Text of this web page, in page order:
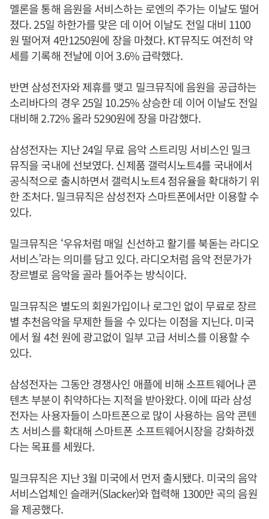
멜론을 통해 음원을 서비스하는 로엔의 주가는 이날도 떨어
졌다. 25일 하한가를 맞은 데 이어 이날도 전일 대비 1100
원 떨어져 4만1250원에 장을 마쳤다. KT뮤직도 여전히 약
세를 기록해 전날에 이어 3.6% 급락했다.
반면 삼성전자와 제휴를 맺고 밀크뮤직에 음원을 공급하는
소리바다의 경우 25일 10.25% 상승한 데 이어 이날도 전일
대비해 2.72% 올라 5290원에 장을 마감했다.
삼성전자는 지난 24일 무료 음악 스트리밍 서비스인 밀크
뮤직을 국내에 선보였다. 신제품 갤럭시노트4를 국내에서
공식적으로 출시하면서 갤럭시노트4 점유율을 확대하기 위
한 조처다. 밀크뮤직은 삼성전자 스마트폰에서만 이용할 수
있다.
밀크뮤직은 ‘우유처럼 매일 신선하고 활기를 북돋는 라디오
서비스’라는 의미를 담고 있다. 라디오처럼 음악 전문가가
장르별로 음악을 골라 틀어주는 방식이다.
밀크뮤직은 별도의 회원가입이나 로그인 없이 무료로 장르
별 추천음악을 무제한 들을 수 있다는 이점을 지닌다. 미국
에서 월 4천 원에 광고없이 일부 고급 서비스를 이용할 수
있다.
삼성전자는 그동안 경쟁사인 애플에 비해 소프트웨어나 콘
텐츠 부분이 취약하다는 지적을 받아왔다. 이에 따라 삼성
전자는 사용자들이 스마트폰으로 많이 사용하는 음악 콘텐
츠 서비스를 확대해 스마트폰 소프트웨어시장을 강화하겠
다는 목표를 세웠다.
밀크뮤직은 지난 3월 미국에서 먼저 출시됐다. 미국의 음악
서비스업체인 슬래커(Slacker)와 협력해 1300만 곡의 음원
을 제공했다.